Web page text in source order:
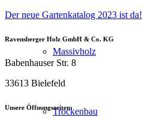
Massivholz
Trockenbau
Der neue Gartenkatalog 2023 ist da!
Ravensberger Holz GmbH & Co. KG
Babenhauser Str. 8
33613 Bielefeld
Unsere Öffnungszeiten: